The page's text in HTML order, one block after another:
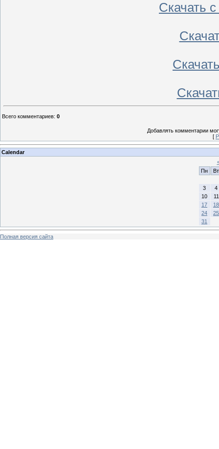
Скачать с
Всего комментариев: 0
Добавлять комментарии
[
Calendar
Пн
Вт
3
4
10
11
17
18
24
25
31
Полная версия сайта